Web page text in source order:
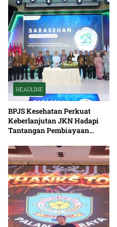
HEADLINE
BPJS Kesehatan Perkuat
Keberlanjutan JKN Hadapi
Tantangan Pembiayaan